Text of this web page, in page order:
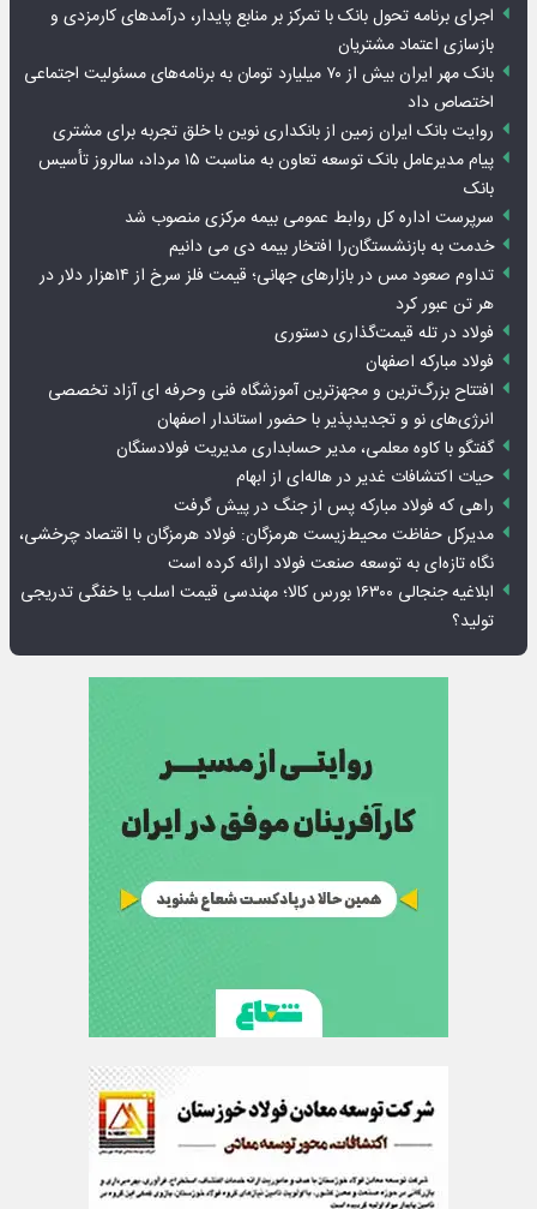
اجرای برنامه تحول بانک با تمرکز بر منابع پایدار، درآمدهای کارمزدی و
بازسازی اعتماد مشتریان
بانک مهر ایران بیش از ۷۰ میلیارد تومان به برنامه‌های مسئولیت اجتماعی
اختصاص داد
روایت بانک ایران زمین از بانکداری نوین با خلق تجربه برای مشتری
پیام مدیرعامل بانک توسعه تعاون به مناسبت ۱۵ مرداد، سالروز تأسیس
بانک
سرپرست اداره کل روابط عمومی بیمه مرکزی منصوب شد
خدمت به بازنشستگان‌را افتخار بیمه دی می دانیم
تداوم صعود مس در بازارهای جهانی؛ قیمت فلز سرخ از ۱۴هزار دلار در
هر تن عبور کرد
فولاد در تله قیمت‌گذاری دستوری
فولاد مبارکه اصفهان
افتتاح بزرگ‌ترین و مجهزترین آموزشگاه فنی وحرفه ای آزاد تخصصی
انرژی‌های نو و تجدیدپذیر با حضور استاندار اصفهان
گفتگو با کاوه معلمی، مدیر حسابداری مدیریت فولادسنگان
حیات اکتشافات غدیر در هاله‌ای از ابهام
راهی که فولاد مبارکه پس از جنگ در پیش گرفت
مدیرکل حفاظت محیط‌زیست هرمزگان: فولاد هرمزگان با اقتصاد چرخشی،
نگاه تازه‌ای به توسعه صنعت فولاد ارائه کرده است
ابلاغیه جنجالی ۱۶۳۰۰ بورس کالا؛ مهندسی قیمت اسلب یا خفگی تدریجی
تولید؟